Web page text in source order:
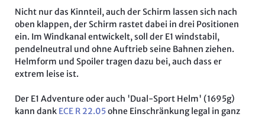
Nicht nur das Kinnteil, auch der Schirm lassen sich nach
oben klappen, der Schirm rastet dabei in drei Positionen
ein. Im Windkanal entwickelt, soll der E1 windstabil,
pendelneutral und ohne Auftrieb seine Bahnen ziehen.
Helmform und Spoiler tragen dazu bei, auch dass er
extrem leise ist.
Der E1 Adventure oder auch 'Dual-Sport Helm' (1695g)
kann dank ECE R 22.05ohne Einschränkung legal in ganz